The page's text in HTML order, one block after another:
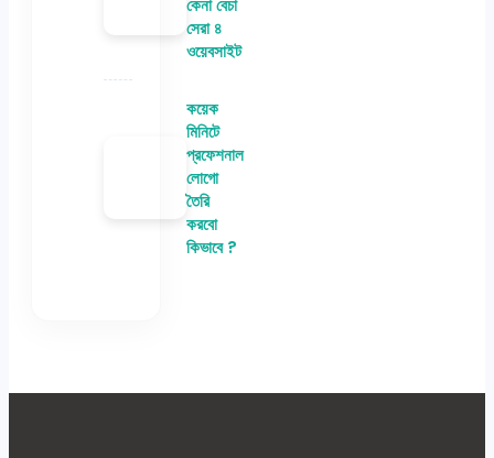
কেনা বেচা
সেরা ৪
ওয়েবসাইট
কয়েক
মিনিটে
প্রফেশনাল
লোগো
তৈরি
করবো
কিভাবে ?